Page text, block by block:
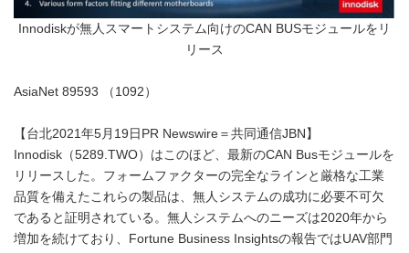
Innodiskが無人スマートシステム向けのCAN BUSモジュールをリ
リース
AsiaNet 89593 （1092）
【台北2021年5月19日PR Newswire＝共同通信JBN】
Innodisk（5289.TWO）はこのほど、最新のCAN Busモジュールを
リリースした。フォームファクターの完全なラインと厳格な工業
品質を備えたこれらの製品は、無人システムの成功に必要不可欠
であると証明されている。無人システムへのニーズは2020年から
増加を続けており、Fortune Business Insightsの報告ではUAV部門